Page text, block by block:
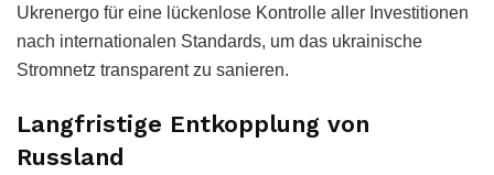
Ukrenergo für eine lückenlose Kontrolle aller Investitionen
nach internationalen Standards, um das ukrainische
Stromnetz transparent zu sanieren.
Langfristige Entkopplung von
Russland